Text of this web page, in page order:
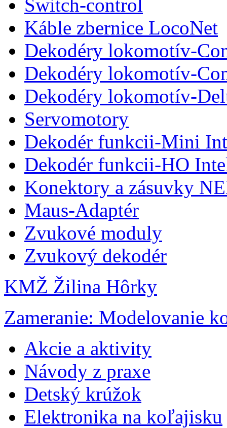
Switch-control
Káble zbernice LocoNet
Dekodéry lokomotív-
Dekodéry lokomotív-
Dekodéry lokomotív-
Servomotory
Dekodér funkcii-Mini
Dekodér funkcii-HO
Konektory a zásuvky
Maus-Adaptér
Zvukové moduly
Zvukový dekodér
KMŽ Žilina Hôrky
Zameranie: Modelovanie
Akcie a aktivity
Návody z praxe
Detský krúžok
Elektronika na koľajisku